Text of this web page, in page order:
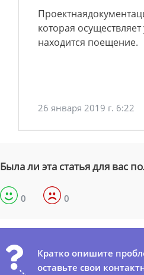
которая
находится поещение.
26 января 2019 г. 6:22
Была ли эта статья для вас
0 0
Кратко опишите
оставьте свои